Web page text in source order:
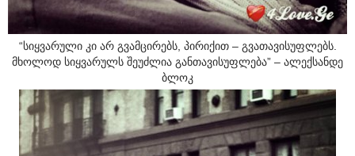
“სიყვარული კი არ გვამცირებს, პირიქით – გვათავისუფლებს.
მხოლოდ სიყვარულს შეუძლია განთავისუფლება” – ალექსანდე
ბლოკ